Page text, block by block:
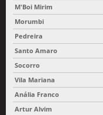
M'Boi Mirim
Morumbi
Pedreira
Santo Amaro
Socorro
Vila Mariana
Anália Franco
Artur Alvim